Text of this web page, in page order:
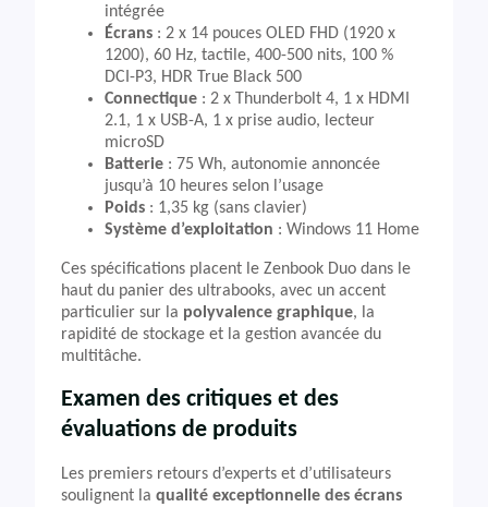
intégrée
Écrans : 2 x 14 pouces OLED FHD (1920 x
1200), 60 Hz, tactile, 400-500 nits, 100 %
DCI-P3, HDR True Black 500
Connectique : 2 x Thunderbolt 4, 1 x HDMI
2.1, 1 x USB-A, 1 x prise audio, lecteur
microSD
Batterie : 75 Wh, autonomie annoncée
jusqu’à 10 heures selon l’usage
Poids : 1,35 kg (sans clavier)
Système d’exploitation : Windows 11 Home
Ces spécifications placent le Zenbook Duo dans le
haut du panier des ultrabooks, avec un accent
particulier sur la polyvalence graphique, la
rapidité de stockage et la gestion avancée du
multitâche.
Examen des critiques et des
évaluations de produits
Les premiers retours d’experts et d’utilisateurs
soulignent la qualité exceptionnelle des écrans